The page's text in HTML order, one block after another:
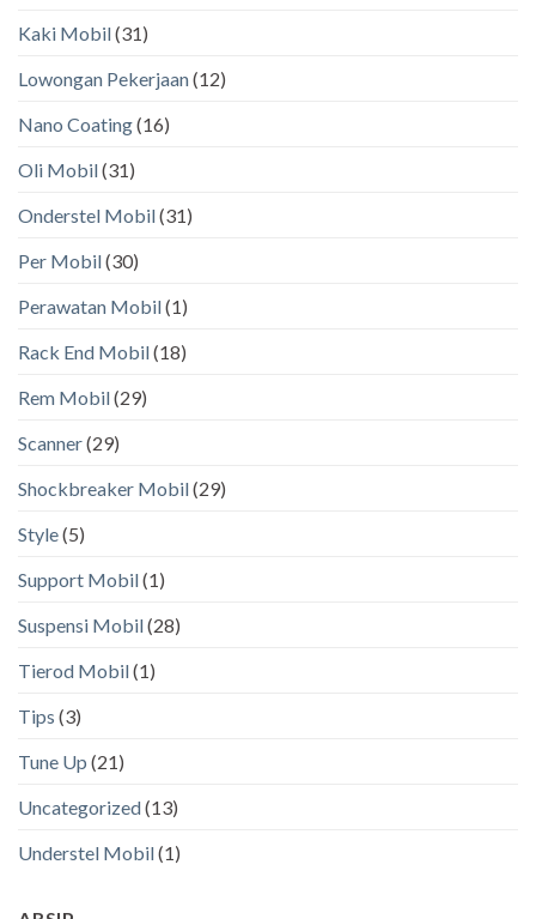
Kaki Mobil(31)
Lowongan Pekerjaan(12)
Nano Coating(16)
Oli Mobil(31)
Onderstel Mobil(31)
Per Mobil(30)
Perawatan Mobil(1)
Rack End Mobil(18)
Rem Mobil(29)
Scanner(29)
Shockbreaker Mobil(29)
Style(5)
Support Mobil(1)
Suspensi Mobil(28)
Tierod Mobil(1)
Tips (3)
Tune Up (21)
Uncategorized(13)
Understel Mobil(1)